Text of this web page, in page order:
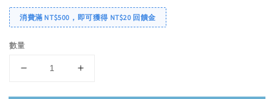
消費滿 NT$500，即可獲得 NT$20 回饋金
數量